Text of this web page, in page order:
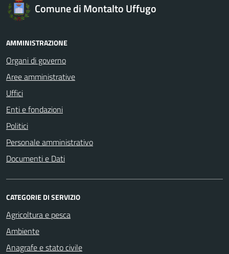
Comune di Montalto Uffugo
AMMINISTRAZIONE
Organi di governo
Aree amministrative
Uffici
Enti e fondazioni
Politici
Personale amministrativo
Documenti e Dati
CATEGORIE DI SERVIZIO
Agricoltura e pesca
Ambiente
Anagrafe e stato civile